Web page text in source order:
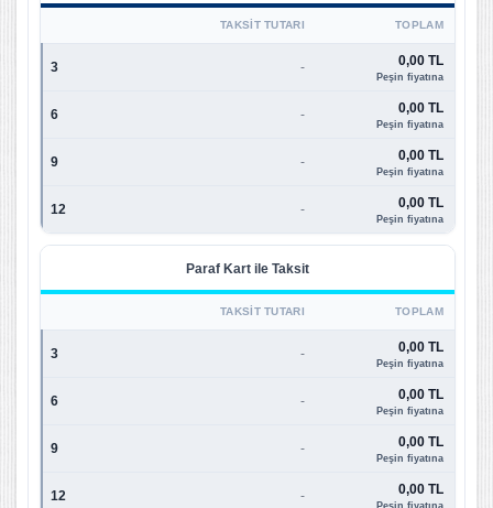
TAKSIT TUTARI TOPLAM
3 - 0,00 TL
Peşin fiyatına
6 - 0,00 TL
Peşin fiyatına
9 - 0,00 TL
Peşin fiyatına
12 - 0,00 TL
Peşin fiyatına
Paraf Kart ile Taksit
TAKSIT TUTARI TOPLAM
3 - 0,00 TL
Peşin fiyatına
6 - 0,00 TL
Peşin fiyatına
9 - 0,00 TL
Peşin fiyatına
12 - 0,00 TL
Peşin fiyatına